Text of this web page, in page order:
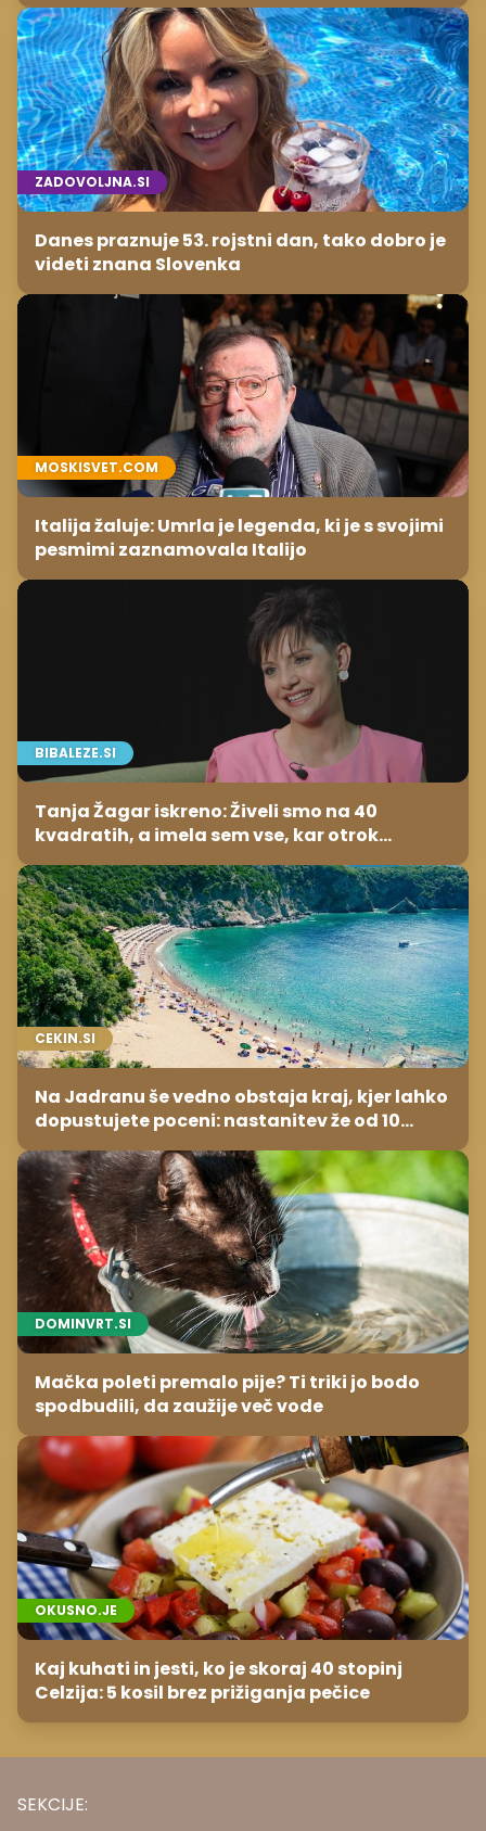
ZADOVOLJNA.SI
Danes praznuje 53. rojstni dan, tako dobro je
videti znana Slovenka
MOSKISVET.COM
Italija žaluje: Umrla je legenda, ki je s svojimi
pesmimi zaznamovala Italijo
BIBALEZE.SI
Tanja Žagar iskreno: Živeli smo na 40
kvadratih, a imela sem vse, kar otrok
potrebuje
CEKIN.SI
Na Jadranu še vedno obstaja kraj, kjer lahko
dopustujete poceni: nastanitev že od 10
evrov, kosilo za pet evrov
DOMINVRT.SI
Mačka poleti premalo pije? Ti triki jo bodo
spodbudili, da zaužije več vode
OKUSNO.JE
Kaj kuhati in jesti, ko je skoraj 40 stopinj
Celzija: 5 kosil brez prižiganja pečice
SEKCIJE: